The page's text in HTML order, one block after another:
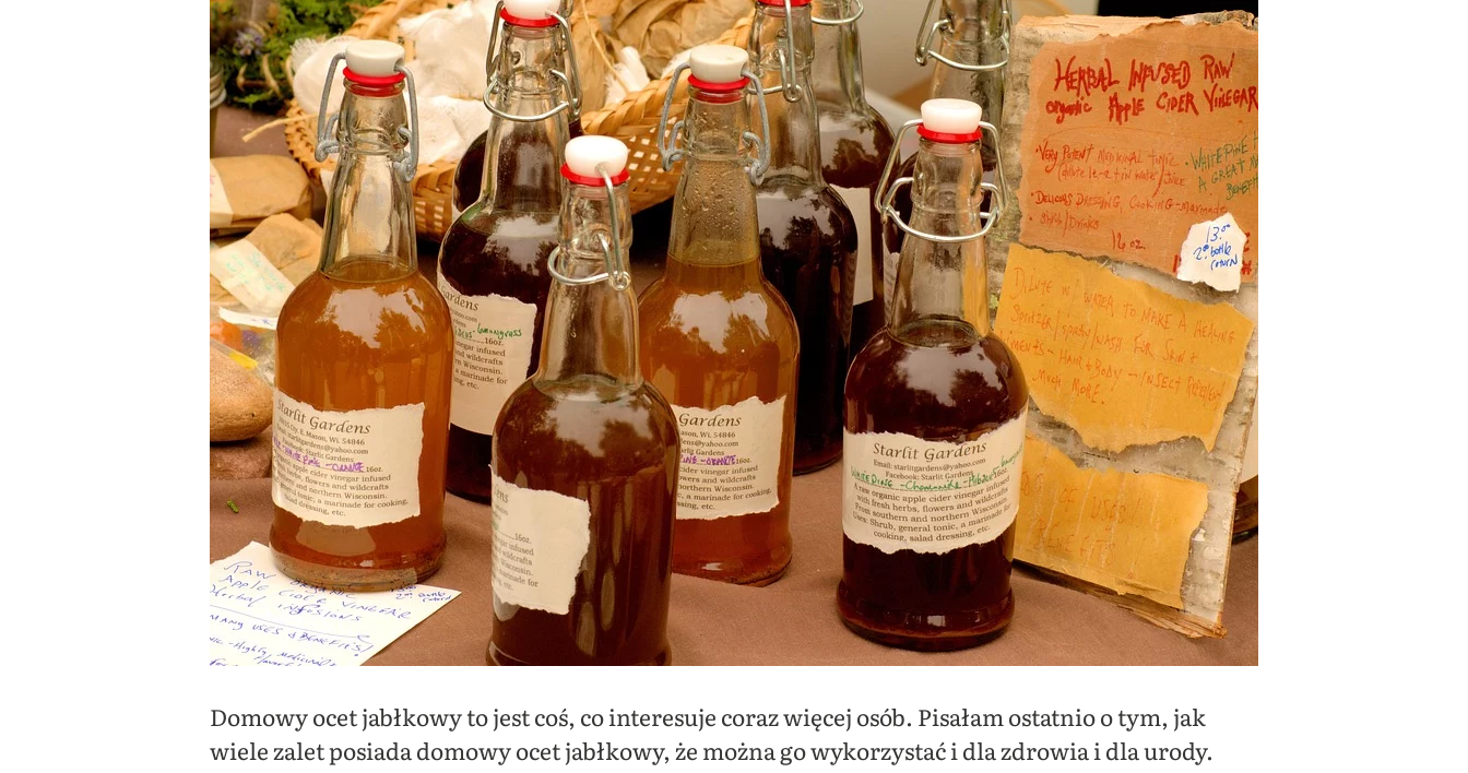
Domowy ocet jabłkowy to jest coś, co interesuje coraz więcej osób. Pisałam ostatnio o tym, jak
wiele zalet posiada domowy ocet jabłkowy, że można go wykorzystać i dla zdrowia i dla urody.